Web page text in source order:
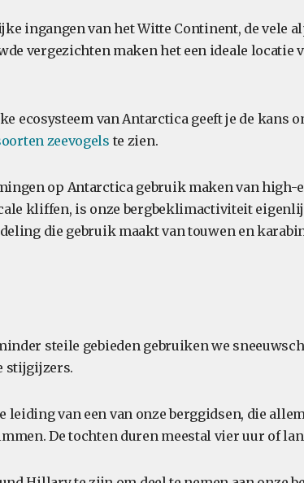
ingangen van het Witte Continent, de vele
vergezichten maken het een ideale locatie
ecosysteem van Antarctica geeft je de kans
zeevogels te zien.
op Antarctica gebruik maken van
kliffen, is onze bergbeklimactiviteit
die gebruik maakt van touwen en
steile gebieden gebruiken we
stijgijzers.
leiding van een van onze berggidsen, die
De tochten duren meestal vier uur of